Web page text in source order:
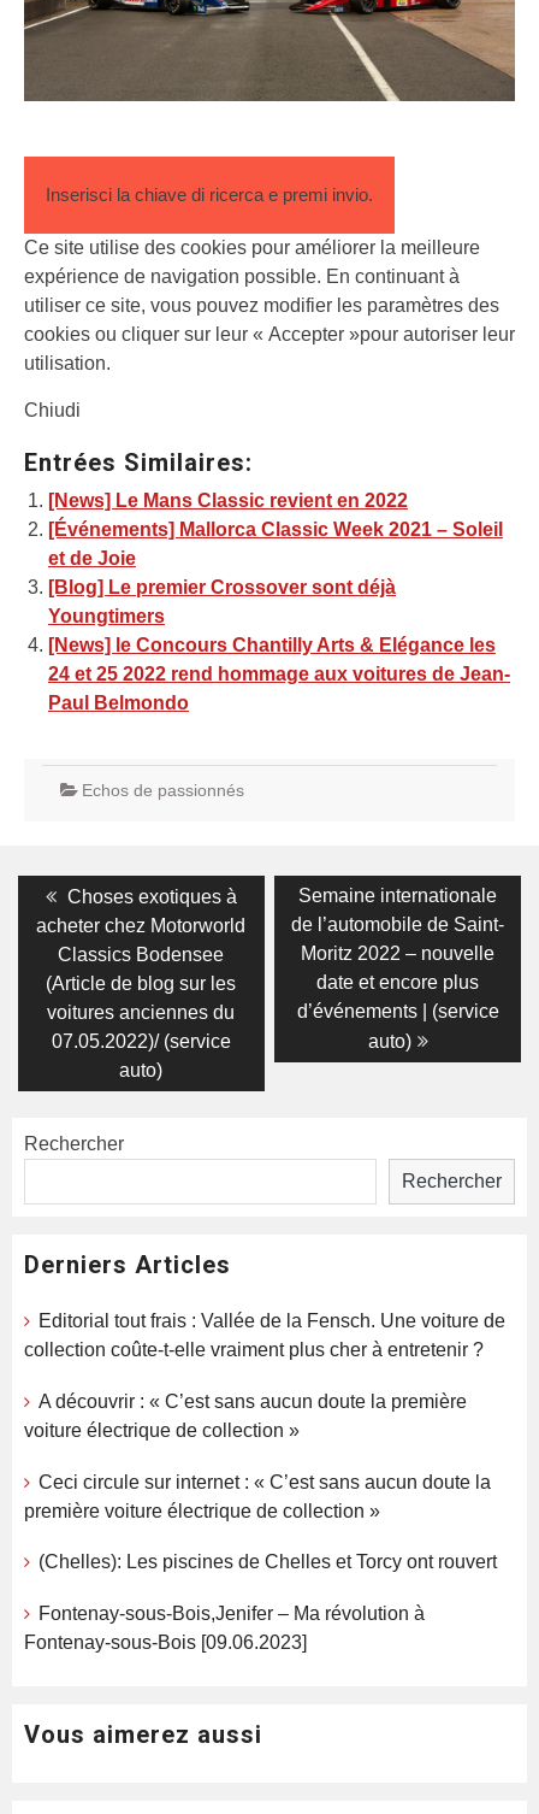
Inserisci la chiave di ricerca e premi invio.
Ce site utilise des cookies pour améliorer la meilleure
expérience de navigation possible. En continuant à
utiliser ce site, vous pouvez modifier les paramètres des
cookies ou cliquer sur leur « Accepter »pour autoriser leur
utilisation.
Chiudi
Entrées Similaires:
[News] Le Mans Classic revient en 2022
[Événements] Mallorca Classic Week 2021 – Soleil
et de Joie
[Blog] Le premier Crossover sont déjà
Youngtimers
[News] le Concours Chantilly Arts & Elégance les
24 et 25 2022 rend hommage aux voitures de Jean-
Paul Belmondo
Echos de passionnés
Navigation
de
l’article
Previous
post:
Choses exotiques à
acheter chez Motorworld
Classics Bodensee
(Article de blog sur les
voitures anciennes du
07.05.2022)/ (service
auto)
Next
post:
Semaine internationale
de l’automobile de Saint-
Moritz 2022 – nouvelle
date et encore plus
d’événements | (service
auto)
Rechercher
Rechercher
Derniers Articles
Editorial tout frais : Vallée de la Fensch. Une voiture de
collection coûte-t-elle vraiment plus cher à entretenir ?
A découvrir : « C’est sans aucun doute la première
voiture électrique de collection »
Ceci circule sur internet : « C’est sans aucun doute la
première voiture électrique de collection »
(Chelles): Les piscines de Chelles et Torcy ont rouvert
Fontenay-sous-Bois,Jenifer – Ma révolution à
Fontenay-sous-Bois [09.06.2023]
Vous aimerez aussi